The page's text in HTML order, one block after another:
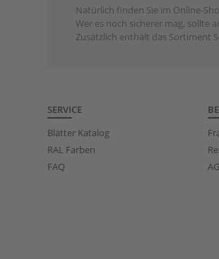
Natürlich finden Sie im Online-
Wer es noch sicherer mag, sollte
Zusätzlich enthält das Sortiment
SERVICE
Blätter Katalog
RAL Farben
FAQ